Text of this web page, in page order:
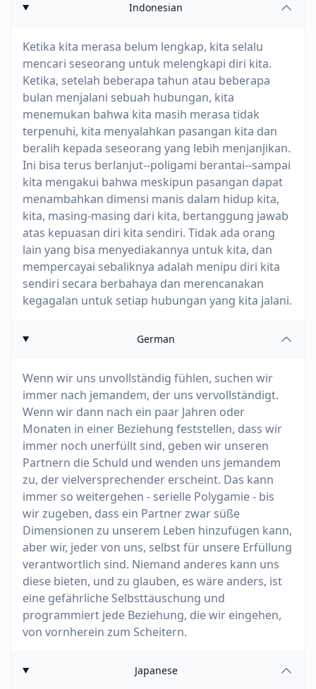
Indonesian
Ketika kita merasa belum lengkap, kita selalu
mencari seseorang untuk melengkapi diri kita.
Ketika, setelah beberapa tahun atau beberapa
bulan menjalani sebuah hubungan, kita
menemukan bahwa kita masih merasa tidak
terpenuhi, kita menyalahkan pasangan kita dan
beralih kepada seseorang yang lebih menjanjikan.
Ini bisa terus berlanjut--poligami berantai--sampai
kita mengakui bahwa meskipun pasangan dapat
menambahkan dimensi manis dalam hidup kita,
kita, masing-masing dari kita, bertanggung jawab
atas kepuasan diri kita sendiri. Tidak ada orang
lain yang bisa menyediakannya untuk kita, dan
mempercayai sebaliknya adalah menipu diri kita
sendiri secara berbahaya dan merencanakan
kegagalan untuk setiap hubungan yang kita jalani.
German
Wenn wir uns unvollständig fühlen, suchen wir
immer nach jemandem, der uns vervollständigt.
Wenn wir dann nach ein paar Jahren oder
Monaten in einer Beziehung feststellen, dass wir
immer noch unerfüllt sind, geben wir unseren
Partnern die Schuld und wenden uns jemandem
zu, der vielversprechender erscheint. Das kann
immer so weitergehen - serielle Polygamie - bis
wir zugeben, dass ein Partner zwar süße
Dimensionen zu unserem Leben hinzufügen kann,
aber wir, jeder von uns, selbst für unsere Erfüllung
verantwortlich sind. Niemand anderes kann uns
diese bieten, und zu glauben, es wäre anders, ist
eine gefährliche Selbsttäuschung und
programmiert jede Beziehung, die wir eingehen,
von vornherein zum Scheitern.
Japanese